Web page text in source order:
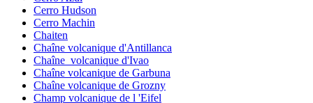
Cerro Hudson
Cerro Machin
Chaiten
Chaîne volcanique d'Antillanca
Chaîne_volcanique d'Ivao
Chaîne volcanique de Garbuna
Chaîne volcanique de Grozny
Champ volcanique de l 'Eifel